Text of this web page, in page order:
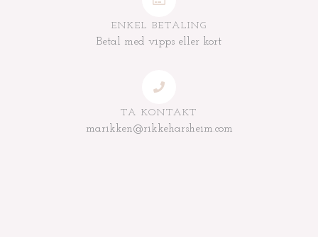
ENKEL BETALING
Betal med vipps eller kort
TA KONTAKT
marikken@rikkeharsheim.com